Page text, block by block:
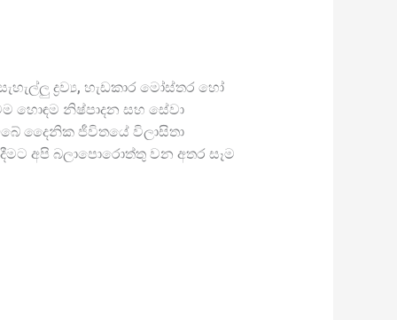
ද්‍රව්‍ය, හැඩකාර මෝස්තර හෝ
හොඳම නිෂ්පාදන සහ සේවා
දෛනික ජීවිතයේ විලාසිතා
අපි බලාපොරොත්තු වන අතර සෑම